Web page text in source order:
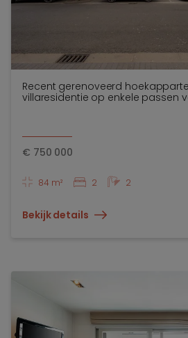
Recent gerenoveerd
villaresidentie op enkele passen
€ 750 000
84 m² 2 2
Bekijk details